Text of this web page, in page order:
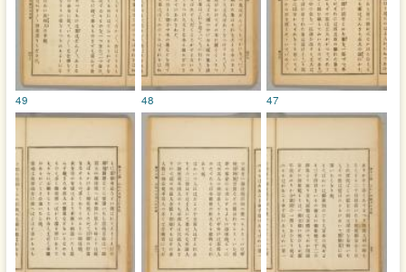
47
48
49